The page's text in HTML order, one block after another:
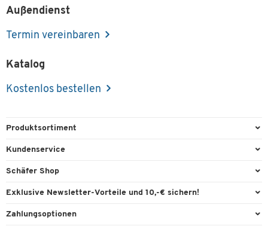
Außendienst
Termin vereinbaren
Katalog
Kostenlos bestellen
Produktsortiment
Büroausstattung
Reinigung & Hygiene
Kundenservice
Direktbestellung
Kontaktformulare
Schäfer Shop
Services & Leistungen
Exklusive Newsletter-Vorteile und 10,-€ sichern!
Willkommensgutschein
Zahlungsoptionen